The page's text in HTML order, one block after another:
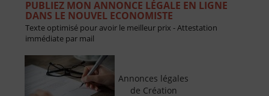
PUBLIEZ MON ANNONCE LÉGALE EN LIGNE
DANS LE NOUVEL ECONOMISTE
Texte optimisé pour avoir le meilleur prix - Attestation
immédiate par mail
Annonces légales
de Création